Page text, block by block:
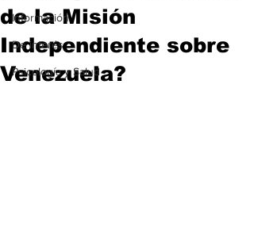
Información
De interés
Psicología y Salud
de la Misión
Independiente sobre
Venezuela?